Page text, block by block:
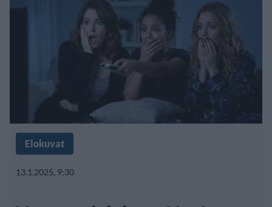
Elokuvat
13.1.2025, 9:30